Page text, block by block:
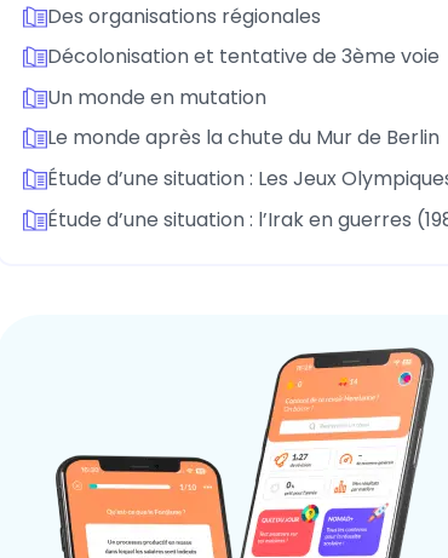
Des organisations régionales
Décolonisation et tentative de 3ème voie
Un monde en mutation
Le monde après la chute du Mur de Berlin
Étude d’une situation : Les Jeux
Étude d’une situation : l’Irak en guerres